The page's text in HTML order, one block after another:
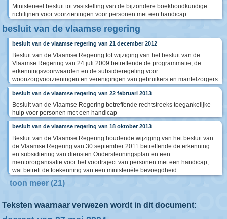
Ministerieel besluit tot vaststelling van de bijzondere boekhoudkundige
richtlijnen voor voorzieningen voor personen met een handicap
besluit van de vlaamse regering
besluit van de vlaamse regering van 21 december 2012
Besluit van de Vlaamse Regering tot wijziging van het besluit van de
Vlaamse Regering van 24 juli 2009 betreffende de programmatie, de
erkenningsvoorwaarden en de subsidieregeling voor
woonzorgvoorzieningen en verenigingen van gebruikers en mantelzorgers
besluit van de vlaamse regering van 22 februari 2013
Besluit van de Vlaamse Regering betreffende rechtstreeks toegankelijke
hulp voor personen met een handicap
besluit van de vlaamse regering van 18 oktober 2013
Besluit van de Vlaamse Regering houdende wijziging van het besluit van
de Vlaamse Regering van 30 september 2011 betreffende de erkenning
en subsidiëring van diensten Ondersteuningsplan en een
mentororganisatie voor het voortraject van personen met een handicap,
wat betreft de toekenning van een ministeriële bevoegdheid
toon meer (21)
Teksten waarnaar verwezen wordt in dit document: